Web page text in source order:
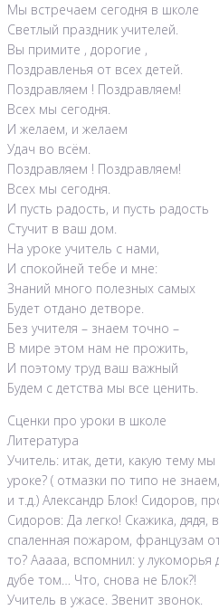
Мы встречаем сегодня в школе
Светлый праздник учителей.
Вы примите , дорогие ,
Поздравленья от всех детей.
Поздравляем ! Поздравляем!
Всех мы сегодня.
И желаем, и желаем
Удач во всём.
Поздравляем ! Поздравляем!
Всех мы сегодня.
И пусть радость, и пусть радость
Стучит в ваш дом.
На уроке учитель с нами,
И спокойней тебе и мне:
Знаний много полезных самых
Будет отдано детворе.
Без учителя – знаем точно –
В мире этом нам не прожить,
И поэтому труд ваш важный
Будем с детства мы все ценить.
Сценки про уроки в школе
Литература
Учитель: итак, дети, какую тему
уроке? ( отмазки по типо не
и т.д.) Александр Блок! Сидоров,
Сидоров: Да легко! Скажика, дядя,
спаленная пожаром, французам
то? Ааааа, вспомнил: у лукоморья
дубе том… Что, снова не Блок?!
Учитель в ужасе. Звенит звонок.